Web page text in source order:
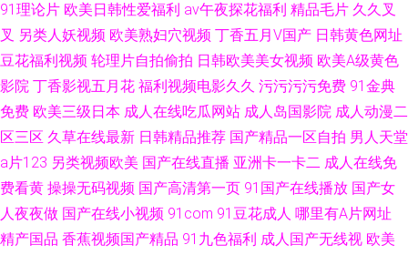
91理论片 欧美日韩性爱福利 av午夜探花福利 精品毛片 久久叉
叉 另类人妖视频 欧美熟妇穴视频 丁香五月V国产 日韩黄色网址
豆花福利视频 轮理片自拍偷拍 日韩欧美美女视频 欧美A级黄色
影院 丁香影视五月花 福利视频电影久久 污污污污免费 91金典
免费 欧美三级日本 成人在线吃瓜网站 成人岛国影院 成人动漫二
区三区 久草在线最新 日韩精品推荐 国产精品一区自拍 男人天堂
a片123 另类视频欧美 国产在线直播 亚洲卡一卡二 成人在线免
费看黄 操操无码视频 国产高清第一页 91国产在线播放 国产女
人夜夜做 国产在线小视频 91com 91豆花成人 哪里有A片网址
精产国品 香蕉视频国产精品 91九色福利 成人国产无线视 欧美